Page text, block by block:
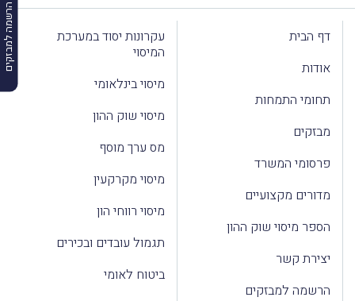
הרשמה למבזקים
דף הבית
אודות
תחומי התמחות
מבזקים
פרסומי המשרד
מדורים מקצועיים
הספר מיסוי שוק ההון
יצירת קשר
הרשמה למבזקים
עקרונות יסוד במערכת
המיסוי
מיסוי בינלאומי
מיסוי שוק ההון
מס ערך מוסף
מיסוי מקרקעין
מיסוי רווחי הון
תגמול עובדים ובכירים
ביטוח לאומי